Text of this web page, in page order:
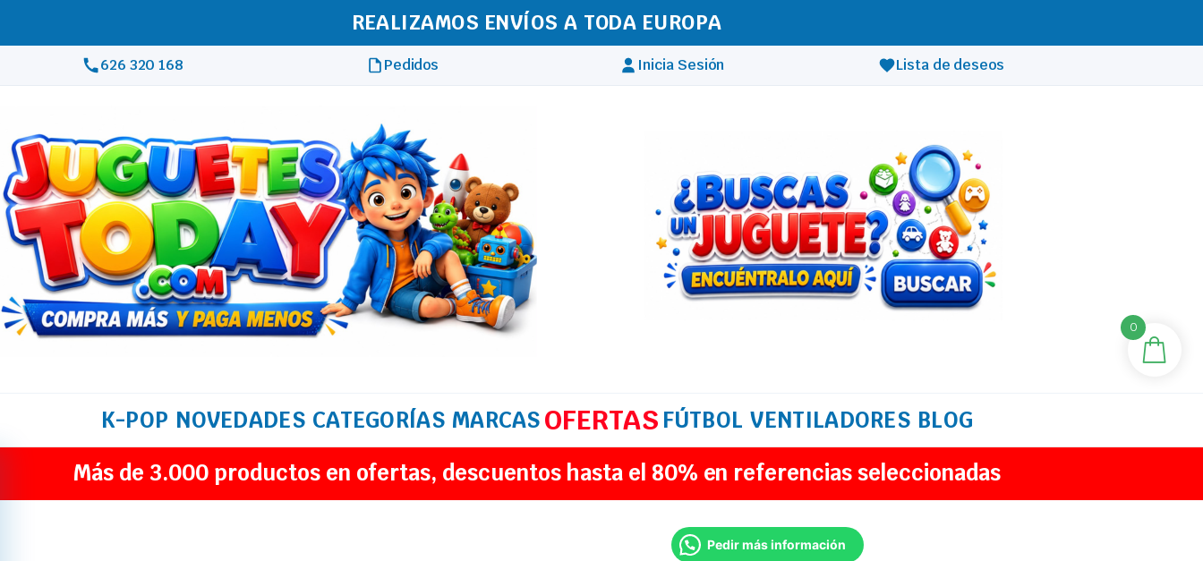
REALIZAMOS ENVÍOS A TODA EUROPA
626 320 168 Pedidos Inicia Sesión Lista de deseos
K-POP NOVEDADES CATEGORÍAS MARCASOFERTAS FÚTBOL VENTILADORES BLOG
Más de 3.000 productos en ofertas, descuentos hasta el 80% en referencias seleccionadas
Pedir más información
0